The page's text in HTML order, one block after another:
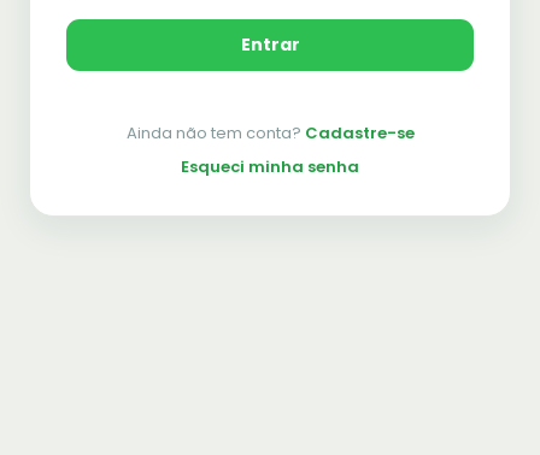
Entrar
Ainda não tem conta? Cadastre-se
Esqueci minha senha